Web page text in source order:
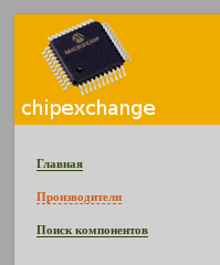
Главная
Производители
Поиск компонентов